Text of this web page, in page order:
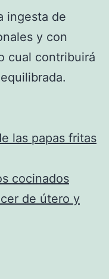
ingesta de
y con
cual contribuirá
las papas fritas
cocinados
de útero y